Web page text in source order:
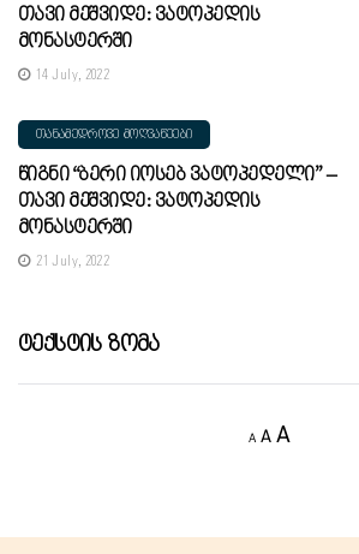
Თავი Მეშვიდე: Ვატოპედის
Მონასტერში
14 July, 2022
ᲗᲐᲜᲐᲛᲔᲓᲠᲝᲕᲔ ᲛᲝᲦᲕᲐᲬᲔᲔᲑᲘ
Წიგნი “ბერი Იოსებ Ვატოპედელი” –
Თავი Მეშვიდე: Ვატოპედის
Მონასტერში
21 July, 2022
Ტექსტის Ზომა
A
Decrease
A Reset
AIncrease